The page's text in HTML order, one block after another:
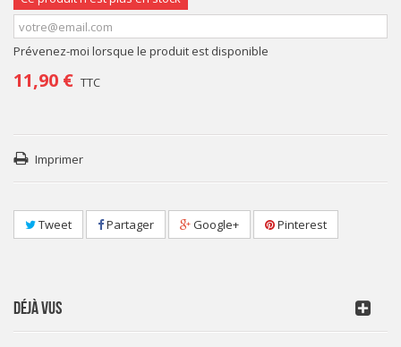
Prévenez-moi lorsque le produit est disponible
11,90 € TTC
Imprimer
Tweet Partager Google+ Pinterest
DÉJÀ VUS